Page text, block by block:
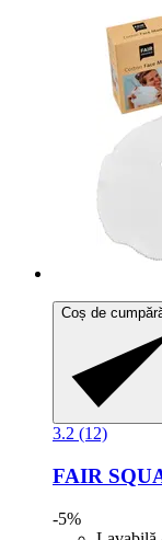
Coș de
3.2 (12)
FAIR
-5%